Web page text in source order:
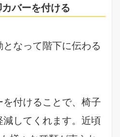
バーを付ける
なって階下に伝わる
付けることで、椅子
減してくれます。近頃